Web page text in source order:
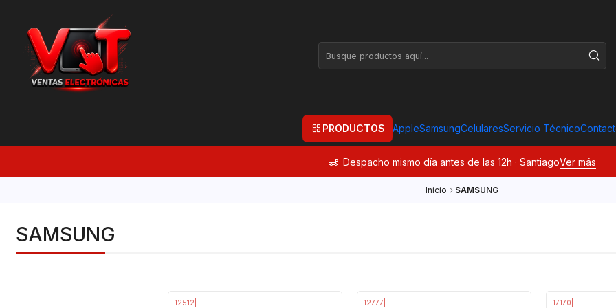
PRODUCTOS AppleSamsungCelularesServicio Técnico
Despacho mismo día antes de las 12h · SantiagoVer más
Inicio SAMSUNG
SAMSUNG
12512 12777 17170